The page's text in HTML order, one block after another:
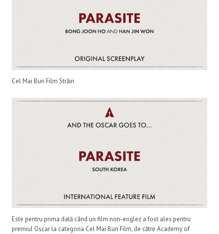
Cel Mai Bun Film Străin
Este pentru prima dată când un film non-englez a fost ales pentru
premiul Oscar la categoria Cel Mai Bun Film, de către Academy of